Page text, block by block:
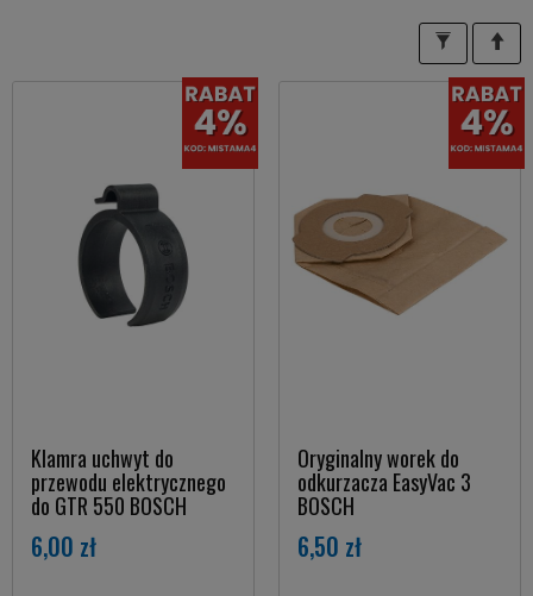
Klamra uchwyt do
przewodu elektrycznego
do GTR 550 BOSCH
6,00 zł
Oryginalny worek do
odkurzacza EasyVac 3
BOSCH
6,50 zł